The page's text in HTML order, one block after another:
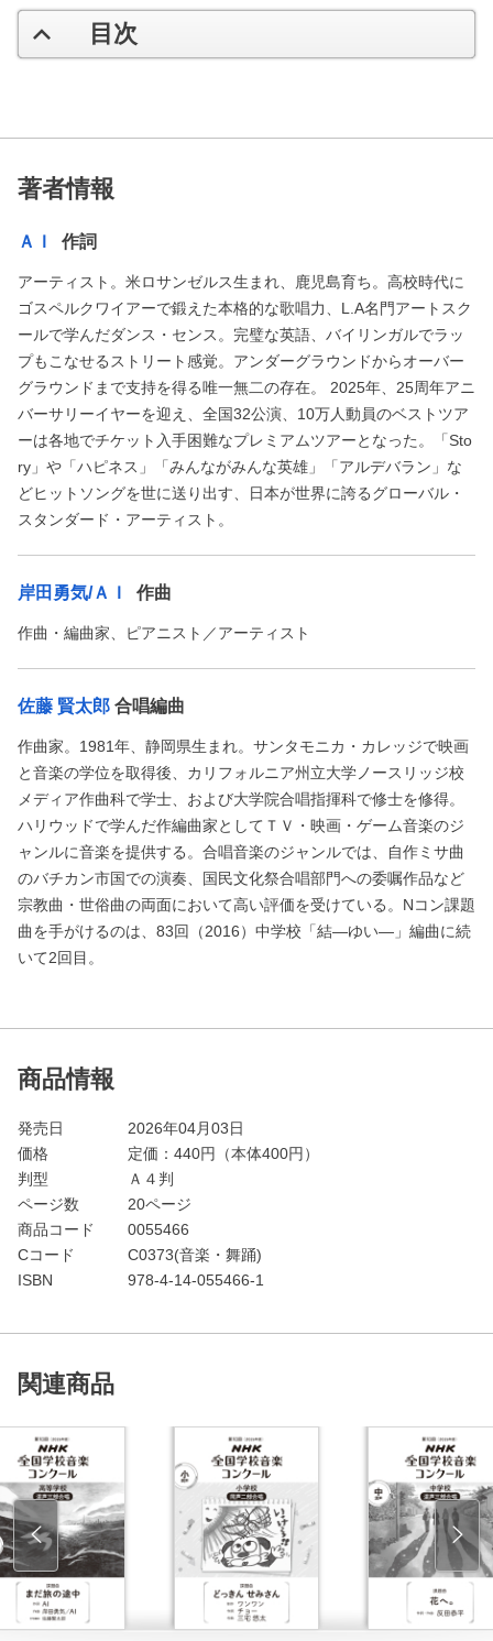
目次
著者情報
ＡＩ 作詞
アーティスト。米ロサンゼルス生まれ、鹿児島育ち。高校時代に
ゴスペルクワイアーで鍛えた本格的な歌唱力、L.A名門アートスク
ールで学んだダンス・センス。完璧な英語、バイリンガルでラッ
プもこなせるストリート感覚。アンダーグラウンドからオーバー
グラウンドまで支持を得る唯一無二の存在。 2025年、25周年アニ
バーサリーイヤーを迎え、全国32公演、10万人動員のベストツア
ーは各地でチケット入手困難なプレミアムツアーとなった。「Sto
ry」や「ハピネス」「みんながみんな英雄」「アルデバラン」な
どヒットソングを世に送り出す、日本が世界に誇るグローバル・
スタンダード・アーティスト。
岸田勇気/ＡＩ 作曲
作曲・編曲家、ピアニスト／アーティスト
佐藤 賢太郎 合唱編曲
作曲家。1981年、静岡県生まれ。サンタモニカ・カレッジで映画
と音楽の学位を取得後、カリフォルニア州立大学ノースリッジ校
メディア作曲科で学士、および大学院合唱指揮科で修士を修得。
ハリウッドで学んだ作編曲家としてＴＶ・映画・ゲーム音楽のジ
ャンルに音楽を提供する。合唱音楽のジャンルでは、自作ミサ曲
のバチカン市国での演奏、国民文化祭合唱部門への委嘱作品など
宗教曲・世俗曲の両面において高い評価を受けている。Nコン課題
曲を手がけるのは、83回（2016）中学校「結―ゆい―」編曲に続
いて2回目。
商品情報
発売日
2026年04月03日
価格
定価： 440円（本体400円）
判型
Ａ４判
ページ数
20ページ
商品コード
0055466
Cコード
C0373(音楽・舞踊)
ISBN
978-4-14-055466-1
関連商品